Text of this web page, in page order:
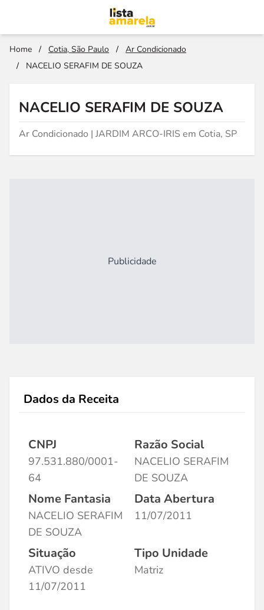
Home / Cotia, São Paulo /
Ar Condicionado
/
NACELIO SERAFIM DE SOUZA
NACELIO SERAFIM DE SOUZA
Ar Condicionado | JARDIM ARCO-IRIS em Cotia, SP
Publicidade
Dados da Receita
CNPJ
97.531.880/0001-
64
Razão Social
NACELIO SERAFIM
DE SOUZA
Nome Fantasia
NACELIO SERAFIM
DE SOUZA
Data Abertura
11/07/2011
Situação
ATIVO desde
11/07/2011
Tipo Unidade
Matriz